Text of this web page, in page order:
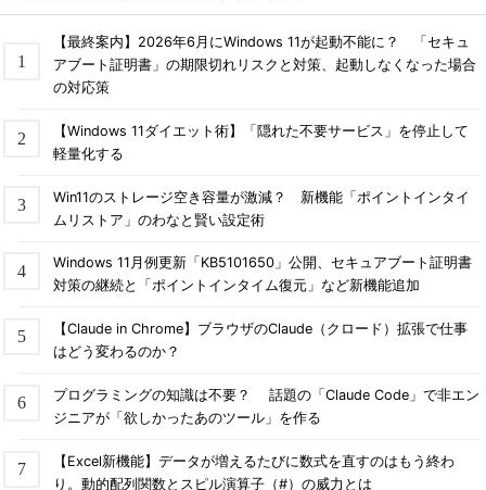
【最終案内】2026年6月にWindows 11が起動不能に？ 「セキュ
アブート証明書」の期限切れリスクと対策、起動しなくなった場合
の対応策
【Windows 11ダイエット術】「隠れた不要サービス」を停止して
軽量化する
Win11のストレージ空き容量が激減？ 新機能「ポイントインタイ
ムリストア」のわなと賢い設定術
Windows 11月例更新「KB5101650」公開、セキュアブート証明書
対策の継続と「ポイントインタイム復元」など新機能追加
【Claude in Chrome】ブラウザのClaude（クロード）拡張で仕事
はどう変わるのか？
プログラミングの知識は不要？ 話題の「Claude Code」で非エン
ジニアが「欲しかったあのツール」を作る
【Excel新機能】データが増えるたびに数式を直すのはもう終わ
り。動的配列関数とスピル演算子（#）の威力とは